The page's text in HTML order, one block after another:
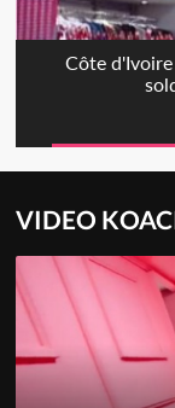
Côte
VIDEO